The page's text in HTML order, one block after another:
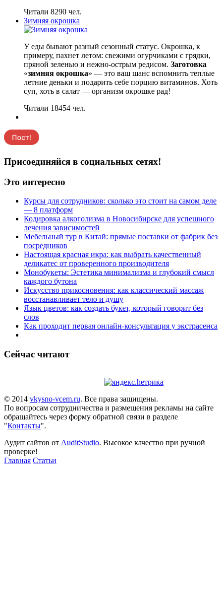
Читали 8290 чел.
Зимняя окрошка
У еды бывают разный сезонный статус. Окрошка, к
примеру, пахнет летом: свежими огурчиками с грядки,
пряной зеленью и нежно-острым редисом. Заготовка
«зимняя окрошка» — это ваш шанс вспомнить теплые
летние деньки и подарить себе порцию витаминов. Хоть
суп, хоть в салат — организм окрошке рад!
Читали 18454 чел.
Присоединяйся в социальных сетях!
Это интересно
Курсы для сотрудников: сколько это стоит на самом деле
— 8 платформ
Кодировка алкоголизма в Новосибирске для успешного
лечения зависимостей
Мебельный тур в Китай: прямые поставки от фабрик без
посредников
Настоящая красная икра: как выбрать качественный
деликатес от проверенного производителя
Монобукеты: Эстетика минимализма и глубокий смысл
каждого бутона
Искусство прикосновения: как классический массаж
восстанавливает тело и душу
Язык цветов: как создать букет, который говорит без
слов
Как проходит первая онлайн-консультация у экстрасенса
Сейчас читают
© 2014 vkysno-vcem.ru. Все права защищены.
По вопросам сотрудничества и размещения рекламы на сайте
обращайтесь через форму обратной связи в разделе
"Контакты".
Аудит сайтов от AuditStudio. Высокое качество при ручной
проверке!
Главная Статьи